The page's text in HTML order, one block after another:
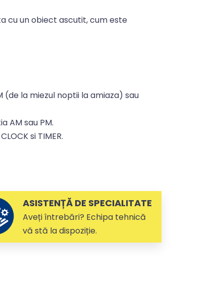
cu un obiect ascutit, cum este
(de la miezul noptii la amiaza) sau
AM sau PM.
si TIMER.
ASISTENȚĂ DE SPECIALITATE
Aveți întrebări? Echipa tehnică
vă stă la dispoziție.